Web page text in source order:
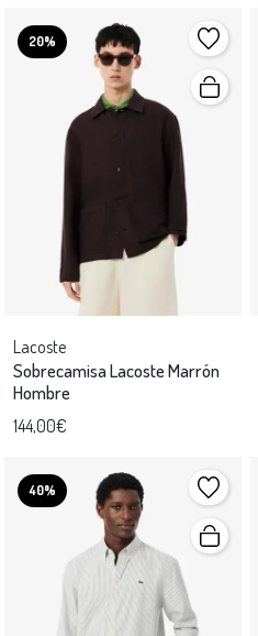
20%
Lacoste
Sobrecamisa Lacoste Marrón
Hombre
144,00€
40%